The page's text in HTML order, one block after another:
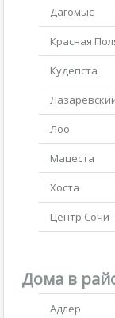
Дагомыс
Красная
Кудепста
Лоо
Мацеста
Хоста
Центр Сочи
Дома в
Адлер